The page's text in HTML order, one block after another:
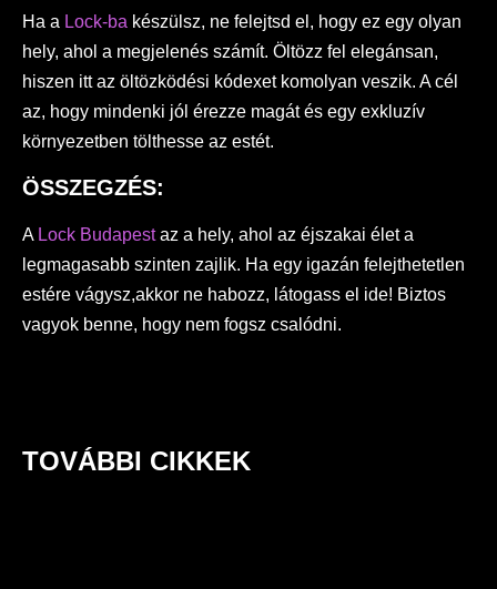
Ha a Lock-ba készülsz, ne felejtsd el, hogy ez egy olyan
hely, ahol a megjelenés számít. Öltözz fel elegánsan,
hiszen itt az öltözködési kódexet komolyan veszik. A cél
az, hogy mindenki jól érezze magát és egy exkluzív
környezetben tölthesse az estét.
ÖSSZEGZÉS:
A Lock Budapestaz a hely, ahol az éjszakai élet a
legmagasabb szinten zajlik. Ha egy igazán felejthetetlen
estére vágysz,akkor ne habozz, látogass el ide! Biztos
vagyok benne, hogy nem fogsz csalódni.
TOVÁBBI CIKKEK